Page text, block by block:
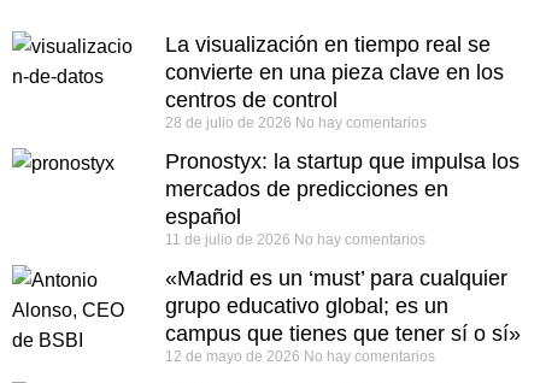
La visualización en tiempo real se
convierte en una pieza clave en los
centros de control
28 de julio de 2026 No hay comentarios
Pronostyx: la startup que impulsa los
mercados de predicciones en
español
11 de julio de 2026 No hay comentarios
«Madrid es un ‘must’ para cualquier
grupo educativo global; es un
campus que tienes que tener sí o sí»
12 de mayo de 2026 No hay comentarios